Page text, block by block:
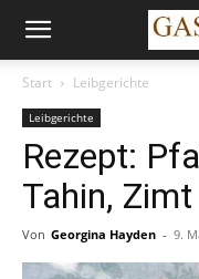
Start Leibgerichte
Leibgerichte
Rezept:
Tahin,
Von Georgina Hayden - 9.